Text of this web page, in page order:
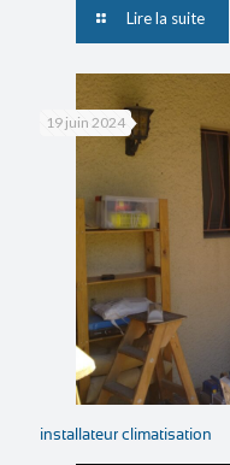
Lire la suite
19 juin 2024
installateur climatisation